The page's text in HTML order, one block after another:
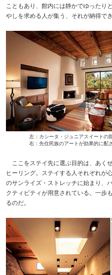
こともあり、館内には静かでゆったり
やしを求める人が集う、それが納得で
左：カシータ・ジュニアスイートの
右：先住民族のアートが効果的に配
ここをステイ先に選ぶ目的は、あく
ヒーリング。ステイする人それぞれが
のサンライズ・ストレッチに始まり、
クティビティが用意されている。一歩
るのだ。